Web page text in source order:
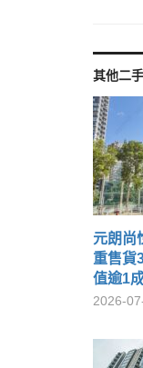
其他二
元朗尚
重售貨
值逾1
2026-